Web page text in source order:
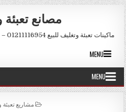
Skip to content
مصانع
ماكينات تعبئة وتغليف للبيع 01211116954 – 01211116956 – 01211116958
MENU
MENU
POSTED IN
مشاريع تعبئة